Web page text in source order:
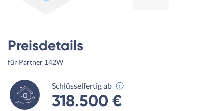
Preisdetails
für Partner 142W
Schlüsselfertig ab
318.500 €